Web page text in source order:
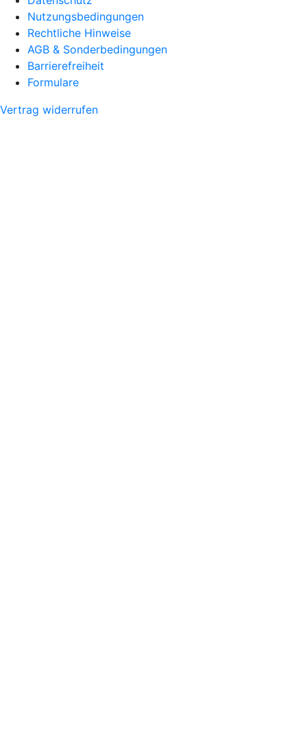
Nutzungsbedingungen
Rechtliche Hinweise
AGB & Sonderbedingungen
Barrierefreiheit
Formulare
Vertrag widerrufen